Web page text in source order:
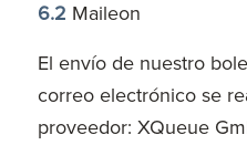
6.2 Maileon
El envío de nuestro
correo electrónico se
proveedor: XQueue